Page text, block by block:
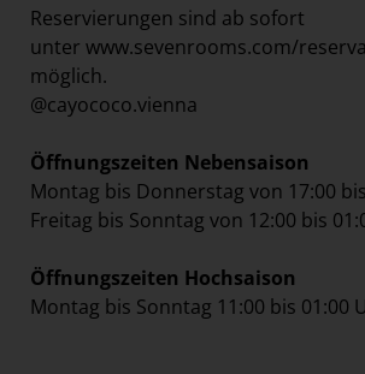
Reservierungen sind ab sofort
unter www.sevenrooms.com/
möglich.
@cayococo.vienna
Öffnungszeiten Nebensaison
Montag bis Donnerstag von 17:00
Freitag bis Sonntag von 12:00 bis
Öffnungszeiten Hochsaison
Montag bis Sonntag 11:00 bis 01:00